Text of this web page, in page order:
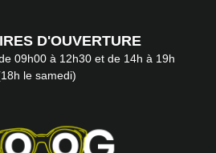
D'OUVERTURE
09h00 à 12h30 et de 14h à 19h
le samedi)